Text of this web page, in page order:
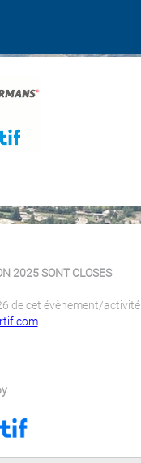
2025 SONT CLOSES
de cet évènement/activité